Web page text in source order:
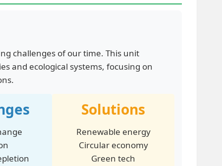
challenges of our time. This unit
and ecological systems, focusing on
Solutions
Renewable energy
Circular economy
Green tech